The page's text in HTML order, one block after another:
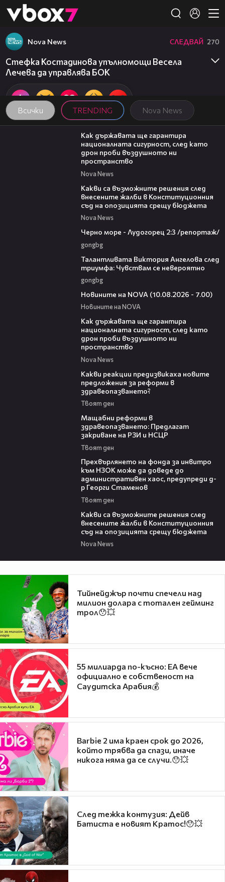
👾
Всички TRENDING Nova News
Nova News СЛЕДВАЙ 270
Стефка Костадинова упълномощи Весела
Лечева да управлява БОК
21:36
Как държавата ще гарантира
националната сигурност, след като
дрон проби въздушното ни
пространство
Nova News
Какви са възможните решения след
внесените жалби в Конституционния
съд на опозицията срещу бюджета
Nova News
Черно море - Лудогорец 2:3 /репортаж/
gongbg
Талантливата Виктория Ангелова след
триумфа: Чувствам се невероятно
gongbg
Новините на NOVA (10.08.2026 - 7.00)
Новините на NOVA
Как държавата ще гарантира
националната сигурност, след като
дрон проби въздушното ни
пространство
Nova News
Какви реакции предизвикаха новите
предложения за реформи в
здравеопазването?
Твоят ден
Мащабни реформи в
здравеопазването: Предлагат
закриване на РЗИ и НСЦР
Твоят ден
Прехвърлянето на фонда за инвитро
към НЗОК може да доведе до
административен хаос, предупреди д-
р Георги Стаменов
Твоят ден
Какви са възможните решения след
внесените жалби в Конституционния
съд на опозицията срещу бюджета
Nova News
Тийнейджър почти спечели над
милион долара с тотален гейминг
трол😯💥
55 милиарда по-късно: EA вече
официално е собственост на
Саудитска Арабия💰
Barbie 2 има краен срок до 2026,
който трябва да спази, иначе
никога няма да се случи.😯💥
След тежка контузия: Дейв
Батиста е новият Кратос!😯💥